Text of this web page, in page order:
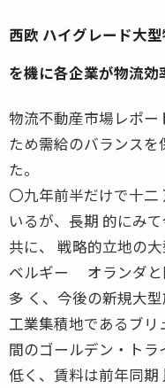
西欧 ハイグレード大
を機に各企業が物流効
物流不動産市場レポ
ため需給のバランスを
た。
〇九年前半だけで十
いるが、長期 的にみ
共に、 戦略的立地の
ベルギー オランダと
多 く、今後の新規大
工業集積地であるブリ
間のゴールデン・ト
低く、賃料は前年同期